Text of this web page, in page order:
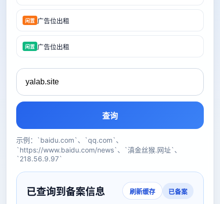
闲置 广告位出租
闲置 广告位出租
查询
示例：`baidu.com`、`qq.com`、
`https://www.baidu.com/news`、`滇金丝猴.网址`、
`218.56.9.97`
已查询到备案信息 刷新缓存 已备案